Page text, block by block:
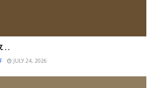
JULY 24, 2026